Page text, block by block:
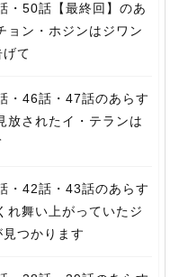
・50話【最終回】のあ
ョン・ホジンはジワン
て
・46話・47話のあらす
放されたイ・テランは
・42話・43話のあらす
れ舞い上がっていたジ
つかります